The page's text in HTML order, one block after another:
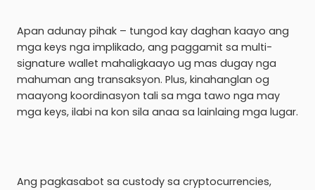
Apan adunay pihak – tungod kay daghan kaayo ang
mga keys nga implikado, ang paggamit sa multi-
signature wallet mahaligkaayo ug mas dugay nga
mahuman ang transaksyon. Plus, kinahanglan og
maayong koordinasyon tali sa mga tawo nga may
mga keys, ilabi na kon sila anaa sa lainlaing mga lugar.
Ang pagkasabot sa custody sa cryptocurrencies,